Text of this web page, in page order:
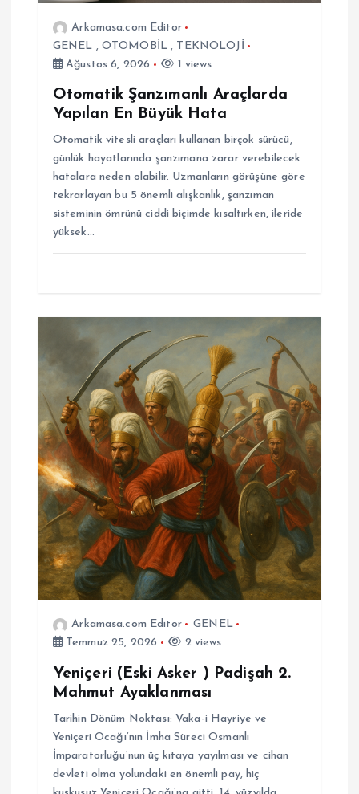
Arkamasa.com Editor
GENEL , OTOMOBİL , TEKNOLOJİ
Ağustos 6, 2026
1 views
Otomatik Şanzımanlı Araçlarda
Yapılan En Büyük Hata
Otomatik vitesli araçları kullanan birçok sürücü,
günlük hayatlarında şanzımana zarar verebilecek
hatalara neden olabilir. Uzmanların görüşüne göre
tekrarlayan bu 5 önemli alışkanlık, şanzıman
sisteminin ömrünü ciddi biçimde kısaltırken, ileride
yüksek…
Arkamasa.com Editor
GENEL
Temmuz 25, 2026
2 views
Yeniçeri (Eski Asker ) Padişah 2.
Mahmut Ayaklanması
Tarihin Dönüm Noktası: Vaka-i Hayriye ve
Yeniçeri Ocağı’nın İmha Süreci Osmanlı
İmparatorluğu’nun üç kıtaya yayılması ve cihan
devleti olma yolundaki en önemli pay, hiç